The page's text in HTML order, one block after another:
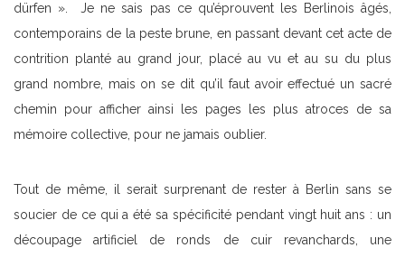
dürfen ». Je ne sais pas ce qu’éprouvent les Berlinois âgés,
contemporains de la peste brune, en passant devant cet acte de
contrition planté au grand jour, placé au vu et au su du plus
grand nombre, mais on se dit qu’il faut avoir effectué un sacré
chemin pour afficher ainsi les pages les plus atroces de sa
mémoire collective, pour ne jamais oublier.
Tout de même, il serait surprenant de rester à Berlin sans se
soucier de ce qui a été sa spécificité pendant vingt huit ans : un
découpage artificiel de ronds de cuir revanchards, une